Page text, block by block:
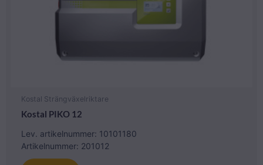
Kostal Strängväxelriktare
Kostal PIKO 12
Lev. artikelnummer: 10101180
Artikelnummer: 201012